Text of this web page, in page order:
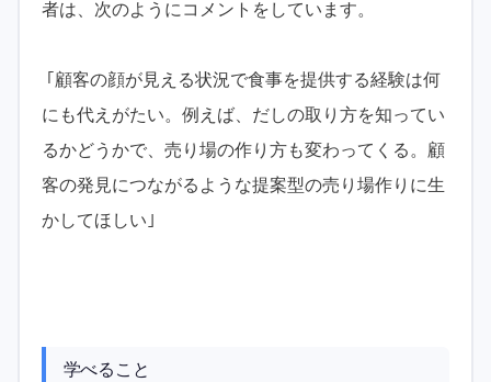
者は、次のようにコメントをしています。
｢顧客の顔が見える状況で食事を提供する経験は何
にも代えがたい。例えば、だしの取り方を知ってい
るかどうかで、売り場の作り方も変わってくる。顧
客の発見につながるような提案型の売り場作りに生
かしてほしい｣
学べること